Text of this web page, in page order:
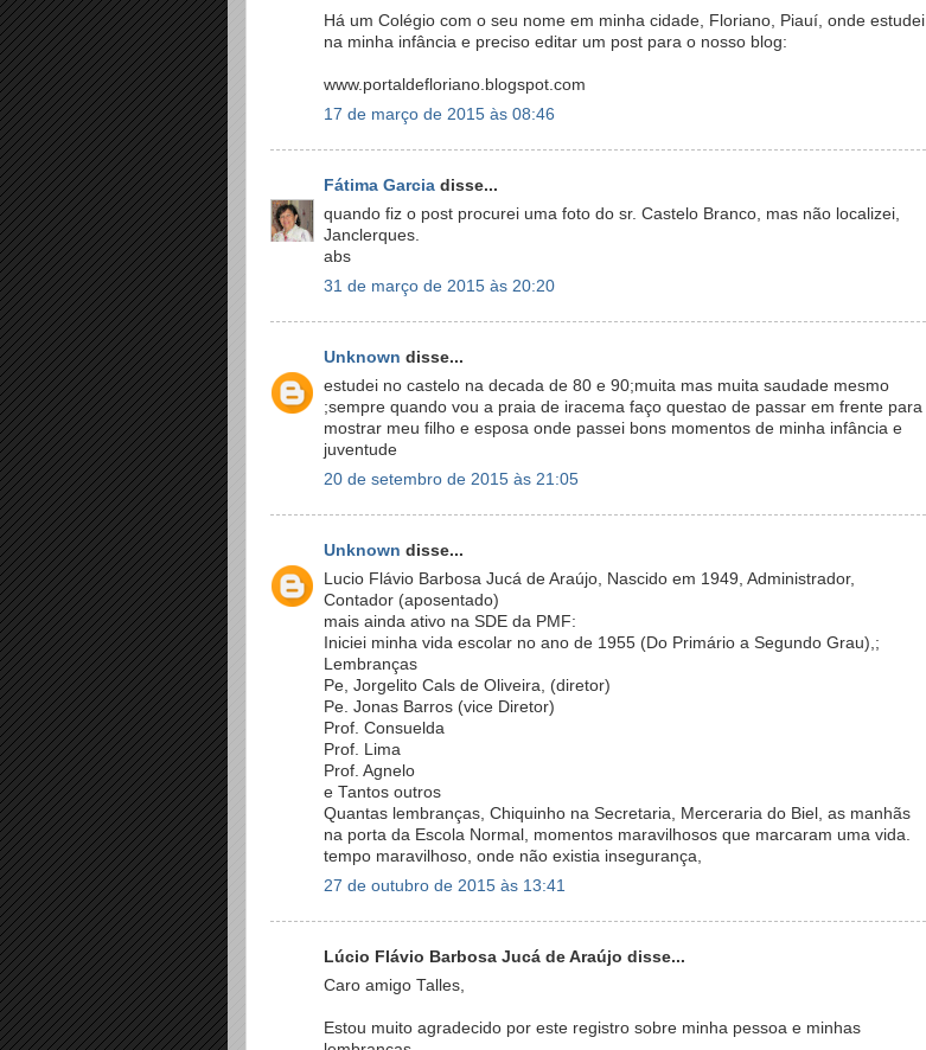
Há um Colégio com o seu nome em minha cidade, Floriano, Piauí, onde estudei
na minha infância e preciso editar um post para o nosso blog:
www.portaldefloriano.blogspot.com
17 de março de 2015 às 08:46
Fátima Garcia disse...
quando fiz o post procurei uma foto do sr. Castelo Branco, mas não localizei,
Janclerques.
abs
31 de março de 2015 às 20:20
Unknown disse...
estudei no castelo na decada de 80 e 90;muita mas muita saudade mesmo
;sempre quando vou a praia de iracema faço questao de passar em frente para
mostrar meu filho e esposa onde passei bons momentos de minha infância e
juventude
20 de setembro de 2015 às 21:05
Unknown disse...
Lucio Flávio Barbosa Jucá de Araújo, Nascido em 1949, Administrador,
Contador (aposentado)
mais ainda ativo na SDE da PMF:
Iniciei minha vida escolar no ano de 1955 (Do Primário a Segundo Grau),;
Lembranças
Pe, Jorgelito Cals de Oliveira, (diretor)
Pe. Jonas Barros (vice Diretor)
Prof. Consuelda
Prof. Lima
Prof. Agnelo
e Tantos outros
Quantas lembranças, Chiquinho na Secretaria, Merceraria do Biel, as manhãs
na porta da Escola Normal, momentos maravilhosos que marcaram uma vida.
tempo maravilhoso, onde não existia insegurança,
27 de outubro de 2015 às 13:41
Lúcio Flávio Barbosa Jucá de Araújo disse...
Caro amigo Talles,
Estou muito agradecido por este registro sobre minha pessoa e minhas